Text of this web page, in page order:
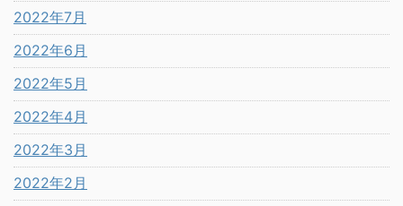
2022年7月
2022年6月
2022年5月
2022年4月
2022年3月
2022年2月